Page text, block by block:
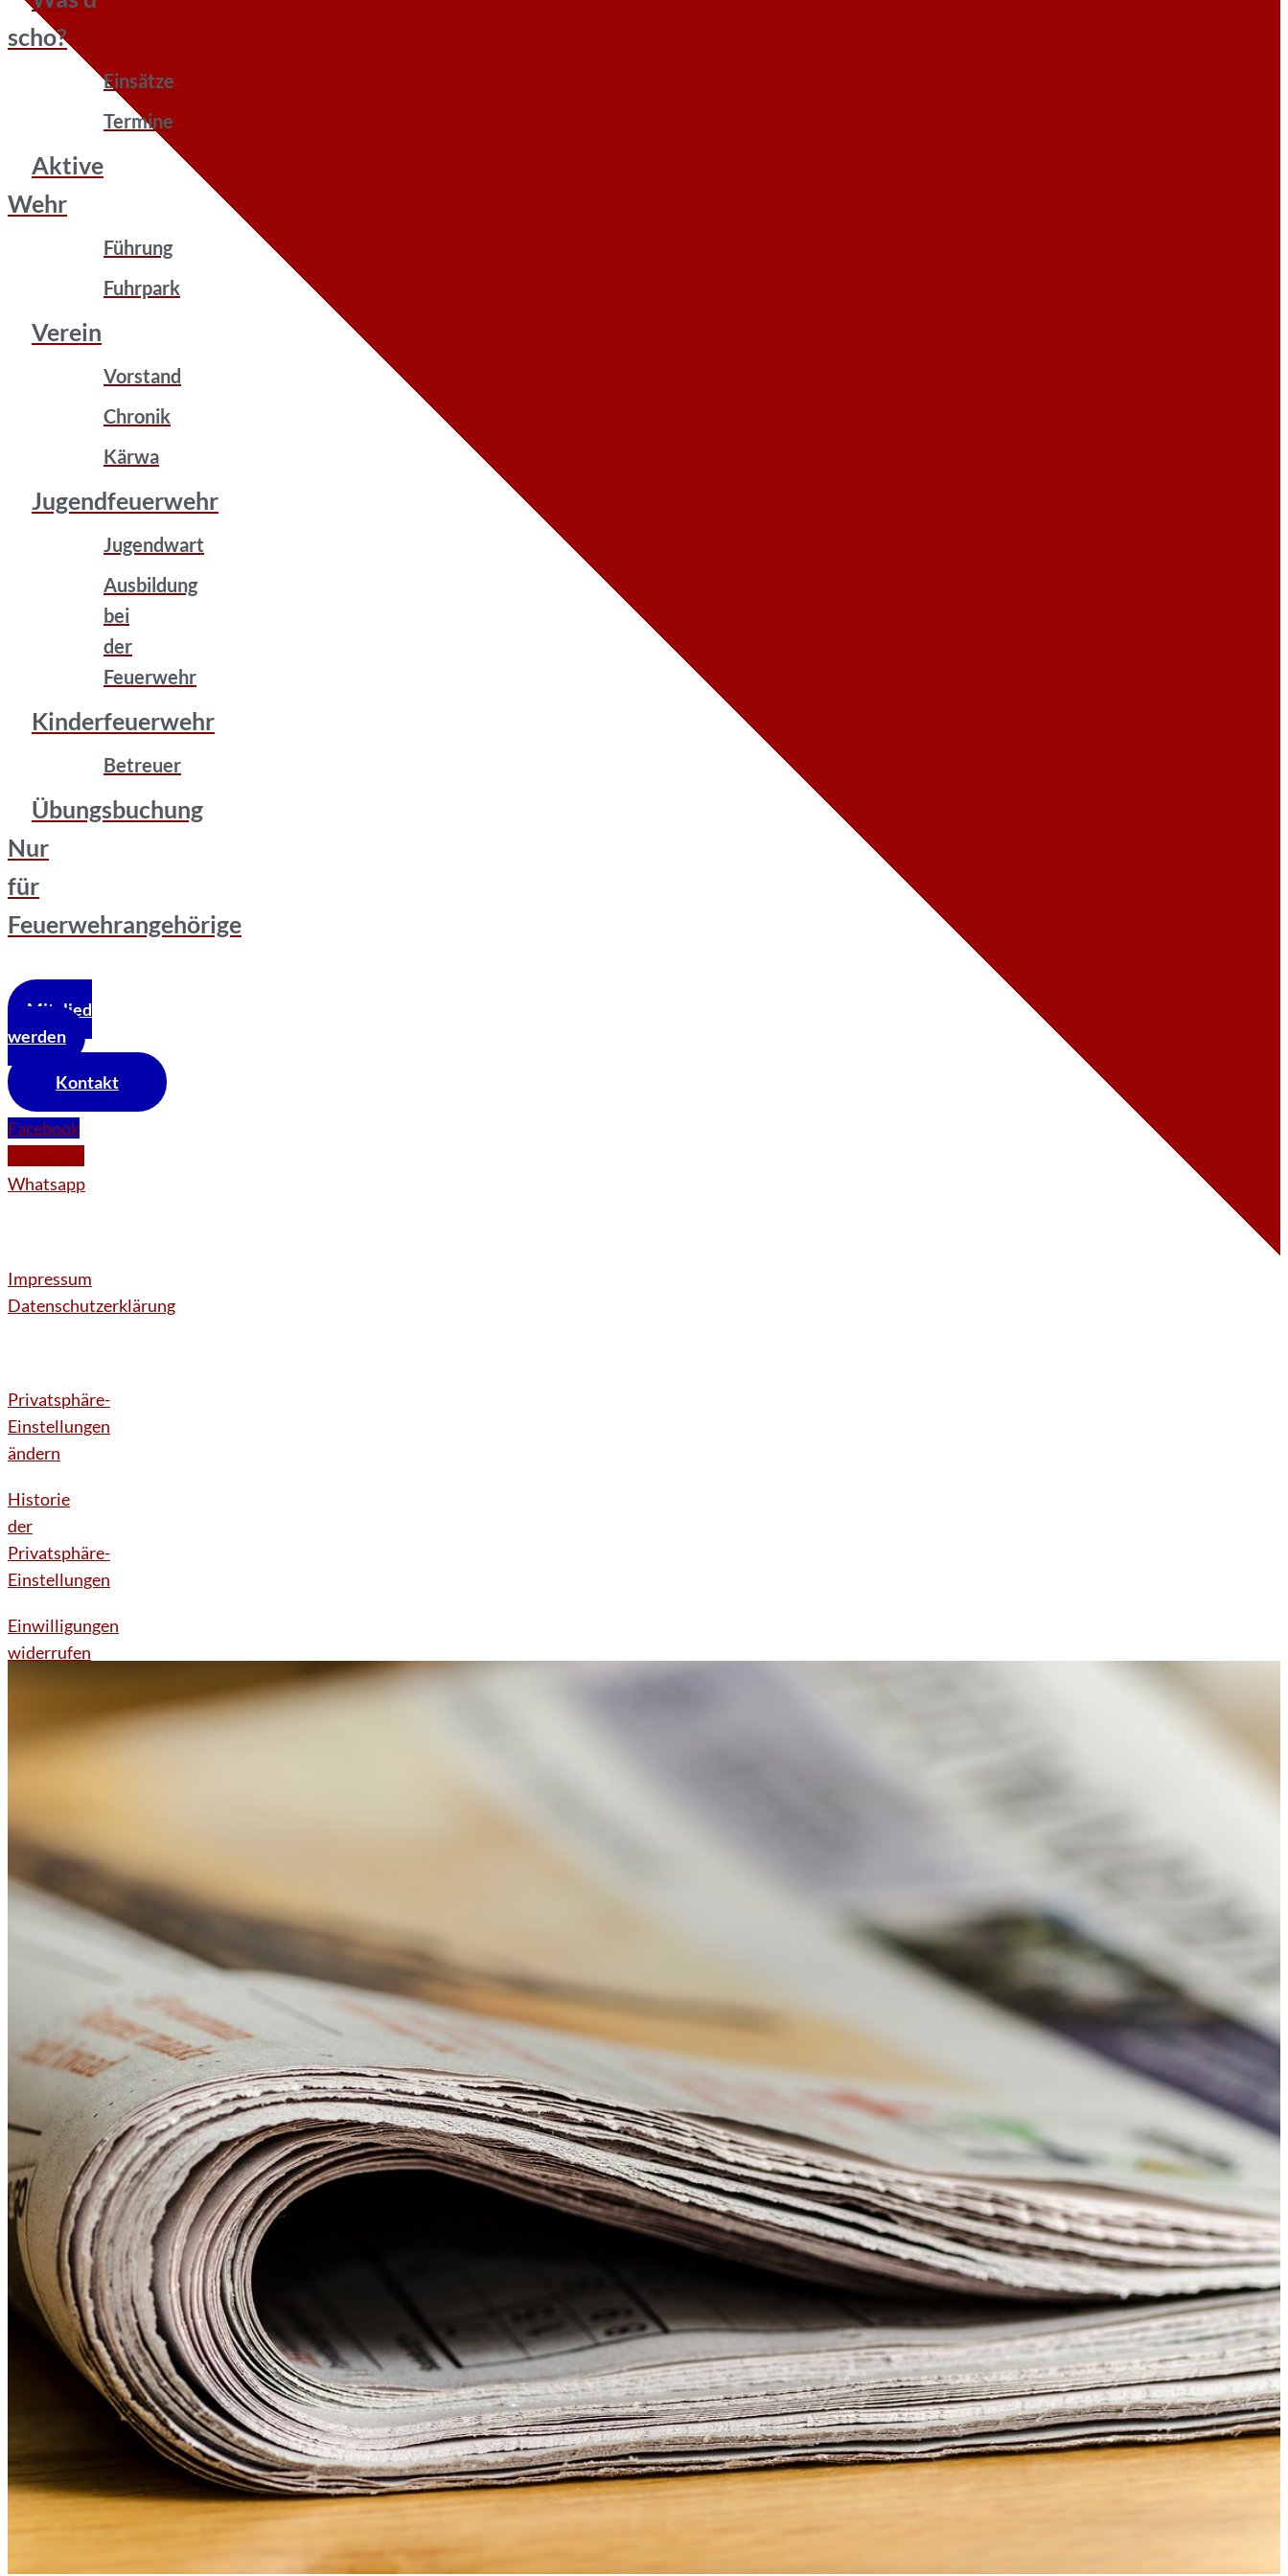
scho?
Einsätze
Termine
Aktive
Wehr
Führung
Fuhrpark
Verein
Vorstand
Chronik
Kärwa
Jugendfeuerwehr
Jugendwart
Ausbildung
bei
der
Feuerwehr
Kinderfeuerwehr
Betreuer
Übungsbuchung
Nur
für
Feuerwehrangehörige
Mitglied
werden
Kontakt
Facebook
Whatsapp
Impressum
Datenschutzerklärung
Privatsphäre-
Einstellungen
ändern
Historie
der
Privatsphäre-
Einstellungen
Einwilligungen
widerrufen